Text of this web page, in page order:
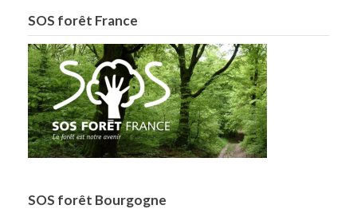
SOS forêt France
SOS forêt Bourgogne